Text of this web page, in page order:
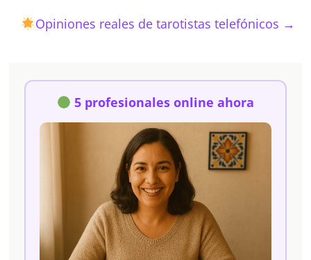
Opiniones reales de tarotistas telefónicos →
5 profesionales online ahora